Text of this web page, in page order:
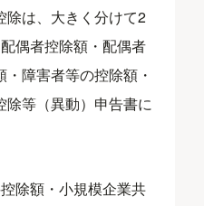
除は、大きく分けて2
偶者控除額・配偶者
障害者等の控除額・
除等（異動）申告書に
除額・小規模企業共